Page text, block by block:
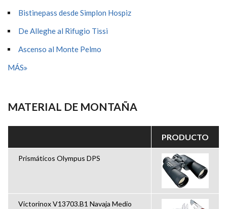
Bistinepass desde Simplon Hospiz
De Alleghe al Rifugio Tissi
Ascenso al Monte Pelmo
MÁS
MATERIAL DE MONTAÑA
PRODUCTO
Prismáticos Olympus DPS
Victorinox V13703.B1 Navaja Medio